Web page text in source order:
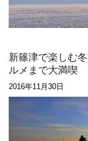
新篠津で楽しむ
ルメまで大満喫
2016年11月30日